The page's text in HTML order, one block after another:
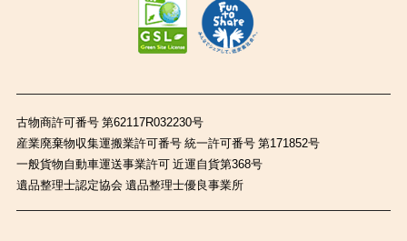
古物商許可番号 第62117R032230号
産業廃棄物収集運搬業許可番号 統一許可番号 第171852号
一般貨物自動車運送事業許可 近運自貨第368号
遺品整理士認定協会 遺品整理士優良事業所